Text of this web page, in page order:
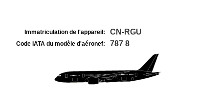
Immatriculation de l'appareil: CN-RGU
Code IATA du modèle d'aéronef: 787 8